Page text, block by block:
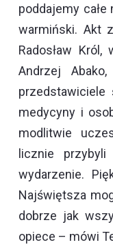
poddajemy
warmiński. Akt
Radosław Król,
Andrzej
przedstawiciele
medycyny i
modlitwie
licznie
wydarzenie.
Najświętsza
dobrze jak
opiece – mówi